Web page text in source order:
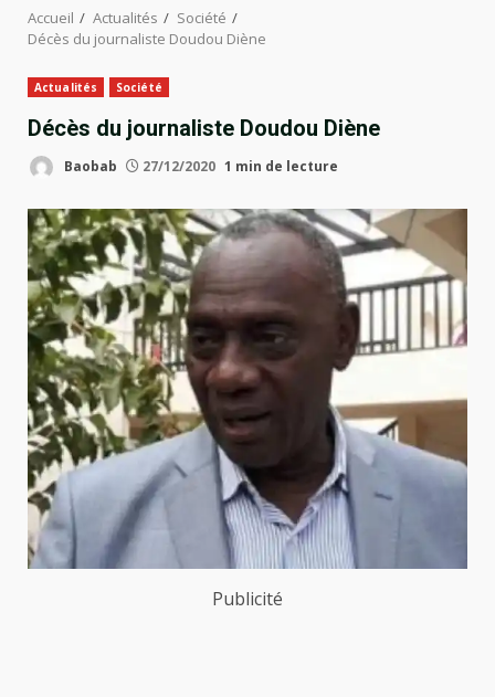
Accueil Actualités
Société
Décès du journaliste Doudou Diène
Actualités Société
Décès du journaliste Doudou Diène
Baobab 27/12/2020 1 min de lecture
Publicité